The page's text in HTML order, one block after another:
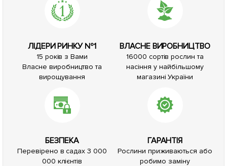
ЛІДЕРИ РИНКУ №1
15 років з Вами
Власне виробництво та
вирощування
ВЛАСНЕ ВИРОБНИЦТВО
16000 сортів рослин та
насіння у найбільшому
магазині України
БЕЗПЕКА
Перевірено в садах 3 000
000 клієнтів
ГАРАНТІЯ
Рослини приживаються або
робимо заміну